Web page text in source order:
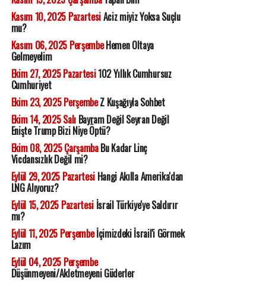
Kasım 10, 2025 PazartesiAciz miyiz Yoksa Suçlu
mu?
Kasım 06, 2025 PerşembeHemen Oltaya
Gelmeyelim
Ekim 27, 2025 Pazartesi102 Yıllık Cumhursuz
Cumhuriyet
Ekim 23, 2025 PerşembeZ Kuşağıyla Sohbet
Ekim 14, 2025 SalıBayram Değil Seyran Değil
Enişte Trump Bizi Niye Öptü?
Ekim 08, 2025 ÇarşambaBu Kadar Linç
Vicdansızlık Değil mi?
Eylül 29, 2025 PazartesiHangi Akılla Amerika'dan
LNG Alıyoruz?
Eylül 15, 2025 Pazartesiİsrail Türkiye'ye Saldırır
mı?
Eylül 11, 2025 Perşembeİçimizdeki İsrail'i Görmek
Lazım
Eylül 04, 2025 Perşembe
Düşünmeyeni/Akletmeyeni Güderler